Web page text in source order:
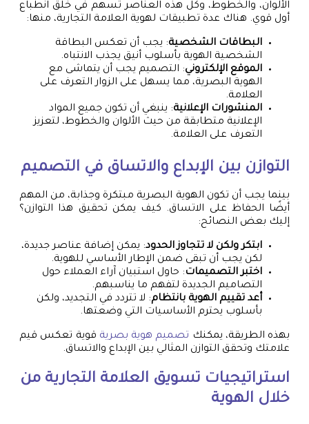
الألوان، والخطوط، وكل هذه العناصر تسهم في خلق انطباع
أول قوي. هناك عدة تطبيقات لهوية العلامة التجارية، منها:
البطاقات الشخصية: يجب أن تعكس البطاقة
الشخصية الهوية بأسلوب أنيق يجذب الانتباه.
الموقع الإلكتروني: التصميم يجب أن يتماشى مع
الهوية البصرية، مما يسهل على الزوار التعرف على
العلامة.
المنشورات الإعلانية: ينبغي أن تكون جميع المواد
الإعلانية متطابقة من حيث الألوان والخطوط، لتعزيز
التعرف على العلامة.
التوازن بين الإبداع والاتساق في التصميم
بينما يجب أن تكون الهوية البصرية مبتكرة وجذابة، من المهم
أيضًا الحفاظ على الاتساق. كيف يمكن تحقيق هذا التوازن؟
إليك بعض النصائح:
ابتكر ولكن لا تتجاوز الحدود: يمكن إضافة عناصر جديدة،
لكن يجب أن تبقى ضمن الإطار الأساسي للهوية.
اختبر التصميمات: حاول استبيان آراء العملاء حول
التصاميم الجديدة لتفهم ما يناسبهم.
أعد تقييم الهوية بانتظام: لا تتردد في التجديد، ولكن
بأسلوب يحترم الأساسيات التي وضعتها.
بهذه الطريقة، يمكنك تصميم هوية بصرية قوية تعكس قيم
علامتك وتحقق التوازن المثالي بين الإبداع والاتساق.
استراتيجيات تسويق العلامة التجارية من
خلال الهوية